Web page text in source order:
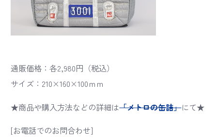
通販価格：各2,980円（税込）
サイズ：210×160×100ｍｍ
★商品や購入方法などの詳細は「メトロの缶詰」にて★
[お電話でのお問合わせ]